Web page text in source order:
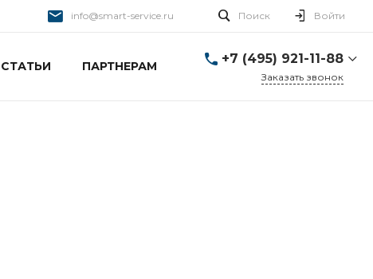
info@smart-service.ru Поиск Войти
СТАТЬИ ПАРТНЕРАМ
+7 (495) 921-11-88
Заказать звонок